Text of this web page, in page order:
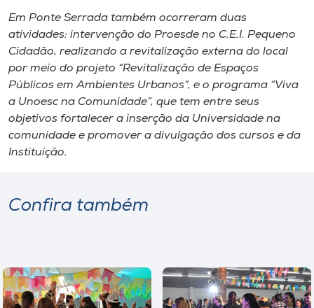
Em Ponte Serrada também ocorreram duas
atividades: intervenção do Proesde no C.E.I. Pequeno
Cidadão, realizando a revitalização externa do local
por meio do projeto “Revitalização de Espaços
Públicos em Ambientes Urbanos”, e o programa “Viva
a Unoesc na Comunidade”, que tem entre seus
objetivos fortalecer a inserção da Universidade na
comunidade e promover a divulgação dos cursos e da
Instituição.
Confira também